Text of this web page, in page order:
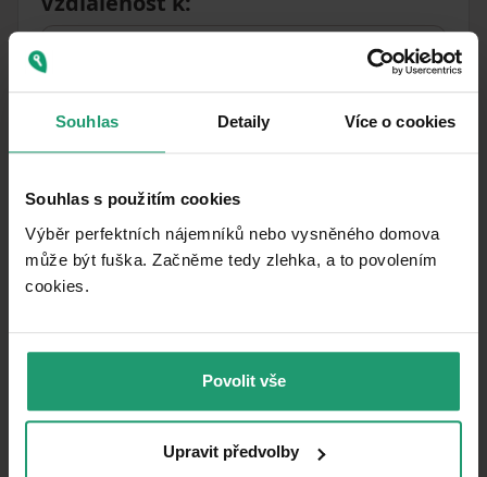
Souhlas Detaily Více o cookies
Souhlas s použitím cookies
Výběr perfektních nájemníků nebo vysněného domova
může být fuška. Začněme tedy zlehka, a to povolením
cookies.​
Povolit vše
Upravit předvolby
Podobné ponuky ako táto
nehnuteľnosť
PRENÁJOM
PRENÁJOM REKREAČNÉHO OBJEKTU
7 ložnic